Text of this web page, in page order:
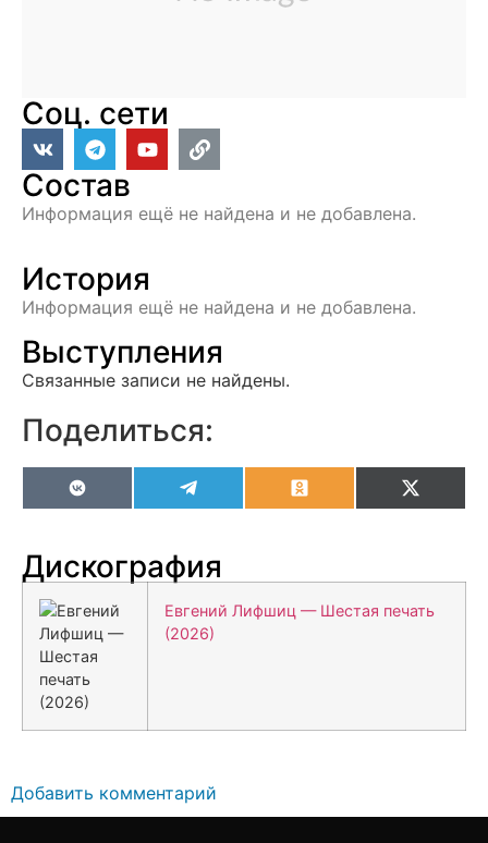
Соц. сети
Состав
Информация ещё не найдена и не добавлена.
История
Информация ещё не найдена и не добавлена.
Выступления
Связанные записи не найдены.
Поделиться:
VK OdnoklassnikiX
Дискография
Евгений Лифшиц — Шестая печать
(2026)
Добавить комментарий